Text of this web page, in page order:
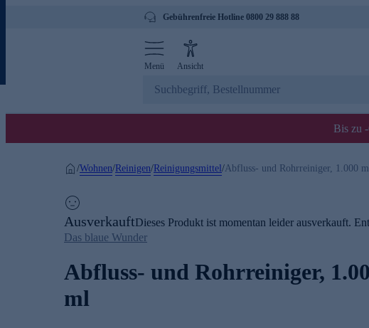
Gebührenfreie Hotline 0800 29 888 88
Menü Ansicht
Bis zu
/Wohnen/Reinigen/Reinigungsmittel/Abfluss- und Rohrreiniger, 1.000 ml
AusverkauftDieses Produkt ist momentan leider ausverkauft.
Das blaue Wunder
Abfluss- und Rohrreiniger,
ml